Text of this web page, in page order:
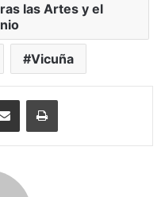
las Artes y el
Vicuña
Compartir por correo electrónicoImprimir